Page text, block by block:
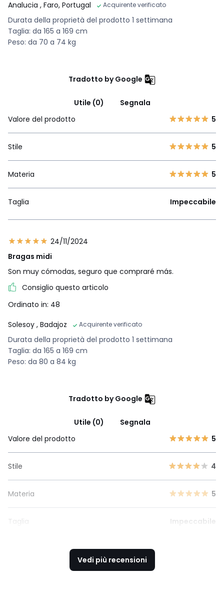
Analucia , Faro, Portugal Acquirente verificato
Durata della proprietà del prodotto 1 settimana
Taglia: da 165 a 169 cm
Peso: da 70 a 74 kg
Tradotto by Google
Utile (0)
Segnala
Valore del prodotto
5
Stile 5
Materia 5
Taglia Impeccabile
24/11/2024
Bragas midi
Son muy cómodas, seguro que compraré más.
Consiglio questo articolo
Ordinato in: 48
Solesoy , Badajoz Acquirente verificato
Durata della proprietà del prodotto 1 settimana
Taglia: da 165 a 169 cm
Peso: da 80 a 84 kg
Tradotto by Google
Utile (0)
Segnala
Valore del prodotto
5
Stile 4
Materia 5
Taglia Impeccabile
Vedi più recensioni